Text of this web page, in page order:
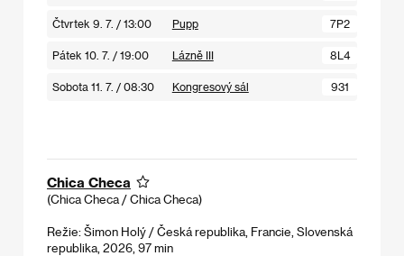
Čtvrtek 9. 7. / 13:00 Pupp 7P2
Pátek 10. 7. / 19:00 Lázně III 8L4
Sobota 11. 7. / 08:30 Kongresový sál 931
Chica Checa
(Chica Checa / Chica Checa)
Režie: Šimon Holý / Česká republika, Francie, Slovenská
republika, 2026, 97 min